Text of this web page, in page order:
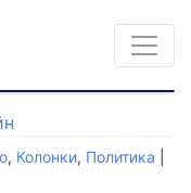
, Колонки, Политика